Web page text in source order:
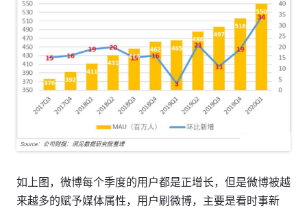
如上图，微博每个季度的用户都是正增长，但是微博被越
来越多的赋予媒体属性，用户刷微博，主要是看时事新